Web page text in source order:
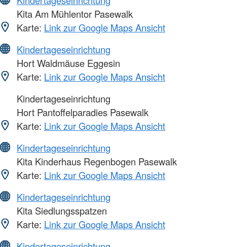
Kita Am Mühlentor Pasewalk
Karte: Link zur Google Maps Ansicht
Kindertageseinrichtung
Hort Waldmäuse Eggesin
Karte: Link zur Google Maps Ansicht
Kindertageseinrichtung
Hort Pantoffelparadies Pasewalk
Karte: Link zur Google Maps Ansicht
Kindertageseinrichtung
Kita Kinderhaus Regenbogen Pasewalk
Karte: Link zur Google Maps Ansicht
Kindertageseinrichtung
Kita Siedlungsspatzen
Karte: Link zur Google Maps Ansicht